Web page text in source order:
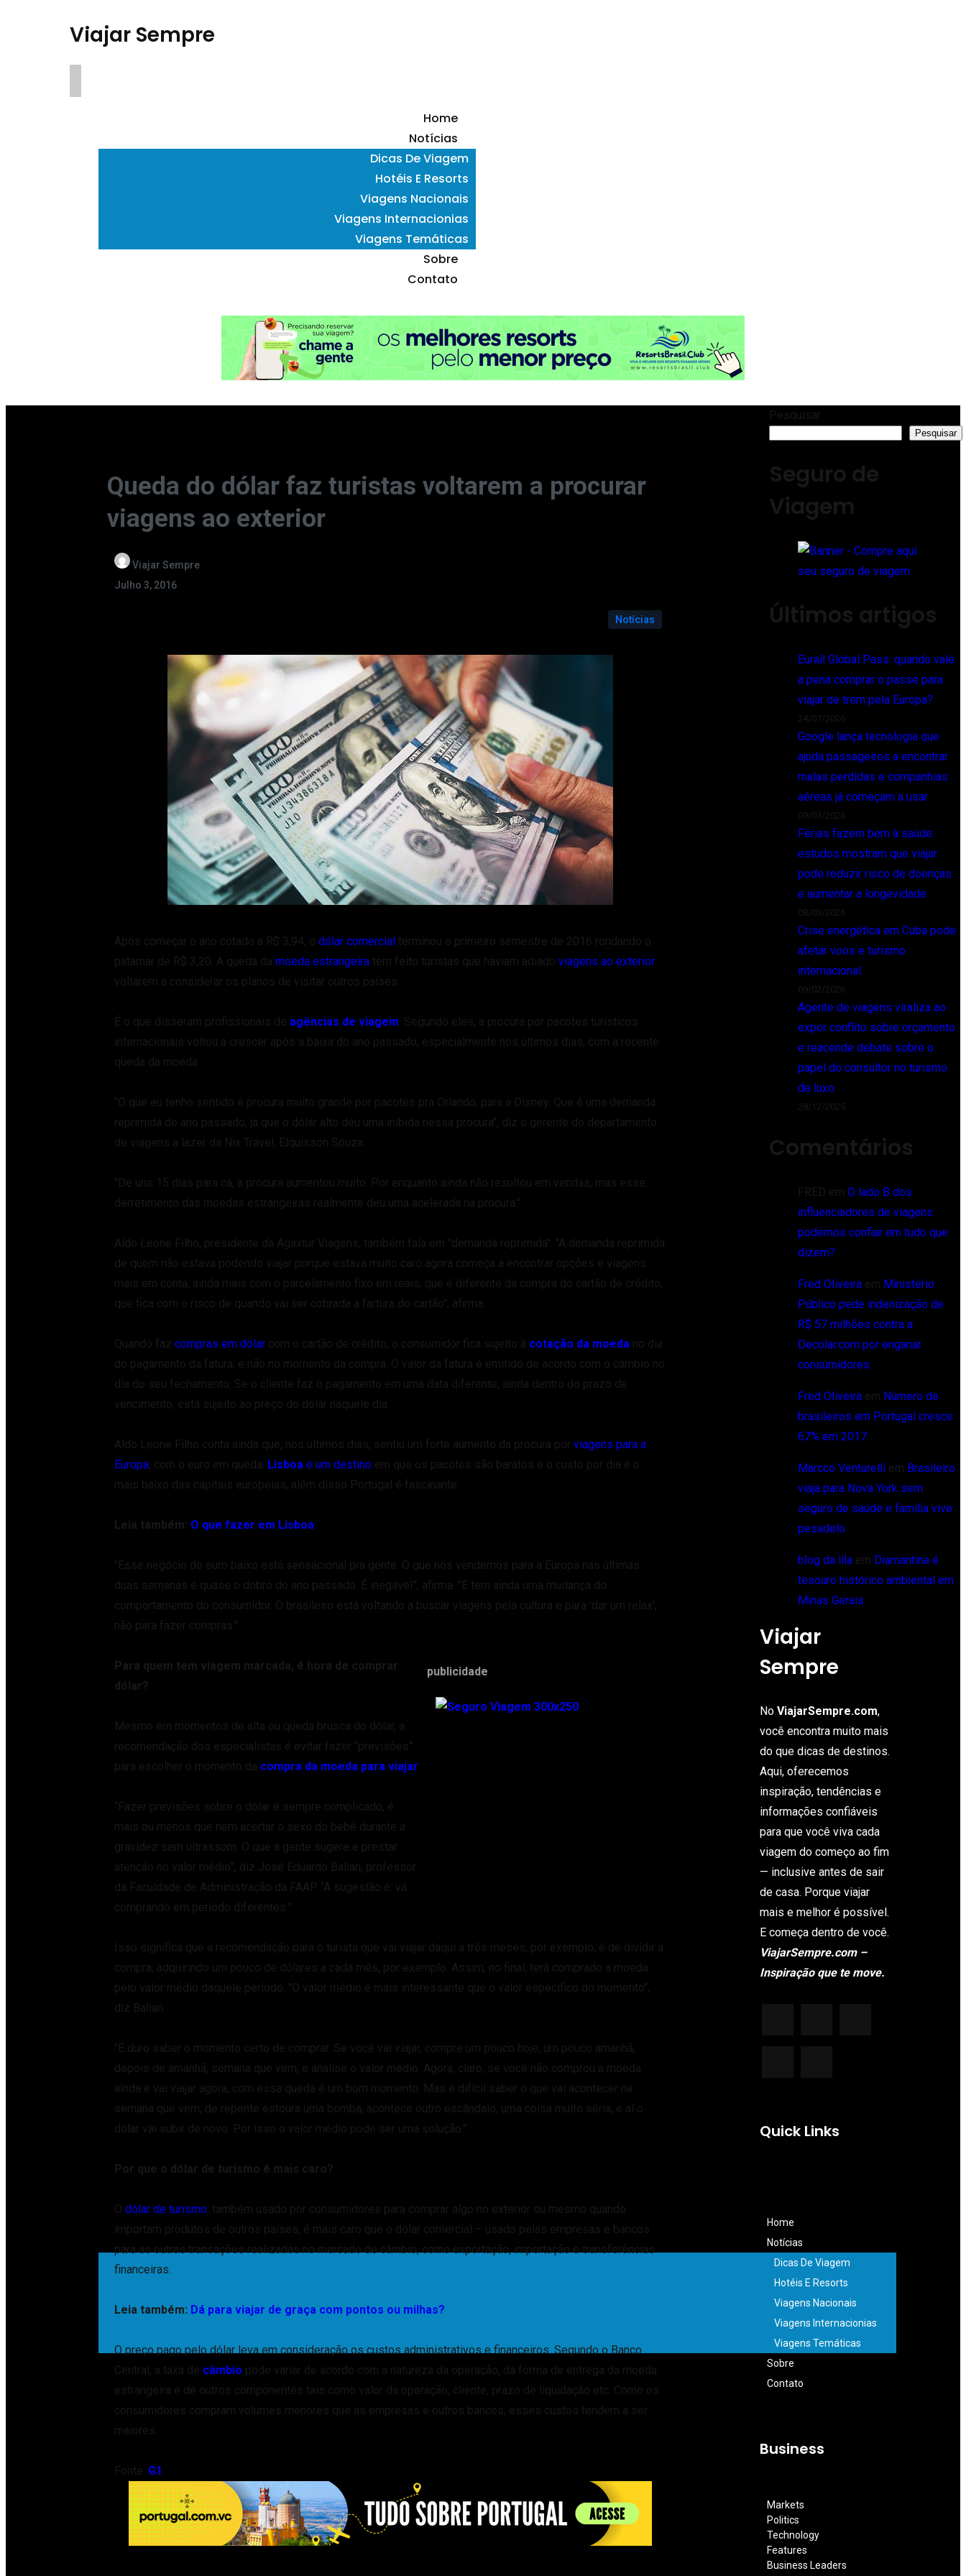
Viajar Sempre
Home
Notícias
Dicas De Viagem
Hotéis E Resorts
Viagens Nacionais
Viagens Internacionias
Viagens Temáticas
Sobre
Contato
Queda do dólar faz turistas voltarem a procurar
viagens ao exterior
Viajar Sempre
Julho 3, 2016
Notícias
Após começar o ano cotado a R$ 3,94, odólar comercial terminou o primeiro semestre de 2016 rondando o
patamar de R$ 3,20. A queda damoeda estrangeira tem feito turistas que haviam adiadoviagens ao exterior
voltarem a considerar os planos de visitar outros países.
É o que disseram profissionais de agências de viagem . Segundo eles, a procura por pacotes turísticos
internacionais voltou a crescer após a baixa do ano passado, especialmente nos últimos dias, com a recente
queda da moeda.
“O que eu tenho sentido é procura muito grande por pacotes pra Orlando, para a Disney. Que é uma demanda
reprimida do ano passado, já que o dólar alto deu uma inibida nessa procura", diz o gerente do departamento
de viagens a lazer da Nix Travel, Elquisson Souza.
"De uns 15 dias para cá, a procura aumentou muito. Por enquanto ainda não resultou em vendas, mas esse
derretimento das moedas estrangeiras realmente deu uma acelerada na procura."
Aldo Leone Filho, presidente da Agaxtur Viagens, também fala em "demanda reprimida". "A demanda reprimida
de quem não estava podendo viajar porque estava muito caro agora começa a encontrar opções e viagens
mais em conta, ainda mais com o parcelamento fixo em reais, que é diferente da compra do cartão de crédito,
que fica com o risco de quando vai ser cobrada a fartura do cartão", afirma.
Quando fazcompras em dólar com o cartão de crédito, o consumidor fica sujeito à cotação da moeda no dia
do pagamento da fatura, e não no momento da compra. O valor da fatura é emitido de acordo com o câmbio no
dia do seu fechamento. Se o cliente faz o pagamento em uma data diferente, ainda dentro do prazo de
vencimento, está sujeito ao preço do dólar naquele dia.
Aldo Leone Filho conta ainda que, nos últimos dias, sentiu um forte aumento da procura porviagens para a
Europa, com o euro em queda. Lisboaé um destino em que os pacotes são baratos e o custo por dia é o
mais baixo das capitais europeias, além disso Portugal é fascinante.
Leia também: O que fazer em Lisboa
"Esse negócio do euro baixo está sensacional pra gente. O que nós vendemos para a Europa nas últimas
duas semanas é quase o dobro do ano passado. É inegável”, afirma. "E tem ainda uma mudança do
comportamento do consumidor. O brasileiro está voltando a buscar viagens pela cultura e para 'dar um relax',
não para fazer compras."
publicidade
Para quem tem viagem marcada, é hora de comprar
dólar?
Mesmo em momentos de alta ou queda brusca do dólar, a
recomendação dos especialistas é evitar fazer “previsões”
para escolher o momento da compra da moeda para viajar
“Fazer previsões sobre o dólar é sempre complicado, é
mais ou menos que nem acertar o sexo do bebê durante a
gravidez sem ultrassom. O que a gente sugere é prestar
atenção no valor médio”, diz José Eduardo Balian, professor
da Faculdade de Administração da FAAP. “A sugestão é: vá
comprando em período diferentes.”
Isso significa que a recomendação para o turista que vai viajar daqui a três meses, por exemplo, é de dividir a
compra, adquirindo um pouco de dólares a cada mês, por exemplo. Assim, no final, terá comprado a moeda
pelo valor médio daquele período. "O valor médio é mais interessante que o valor específico do momento",
diz Balian.
"É duro saber o momento certo de comprar. Se você vai viajar, compre um pouco hoje, um pouco amanhã,
depois de amanhã, semana que vem, e analise o valor médio. Agora, claro, se você não comprou a moeda
ainda e vai viajar agora, com essa queda é um bom momento. Mas é difícil saber o que vai acontecer na
semana que vem, de repente estoura uma bomba, acontece outro escândalo, uma coisa muito séria, e aí o
dólar vai subir de novo. Por isso o valor médio pode ser uma solução."
Por que o dólar de turismo é mais caro?
Odólar de turismo, também usado por consumidores para comprar algo no exterior ou mesmo quando
importam produtos de outros países, é mais caro que o dólar comercial – usado pelas empresas e bancos
para as outras transações realizadas no mercado de câmbio, como exportação, importação e transferências
financeiras.
Leia também: Dá para viajar de graça com pontos ou milhas?
O preço pago pelo dólar leva em consideração os custos administrativos e financeiros. Segundo o Banco
Central, a taxa de câmbio pode variar de acordo com a natureza da operação, da forma de entrega da moeda
estrangeira e de outros componentes tais como valor da operação, cliente, prazo de liquidação etc. Como os
consumidores compram volumes menores que as empresas e outros bancos, esses custos tendem a ser
maiores.
Fonte: G1
Pesquisar
Pesquisar
Seguro de
Viagem
Últimos artigos
Eurail Global Pass: quando vale
a pena comprar o passe para
viajar de trem pela Europa?
24/07/2026
Google lança tecnologia que
ajuda passageiros a encontrar
malas perdidas e companhias
aéreas já começam a usar
09/03/2026
Férias fazem bem à saúde:
estudos mostram que viajar
pode reduzir risco de doenças
e aumentar a longevidade
08/03/2026
Crise energética em Cuba pode
afetar voos e turismo
internacional
09/02/2026
Agente de viagens viraliza ao
expor conflito sobre orçamento
e reacende debate sobre o
papel do consultor no turismo
de luxo
28/12/2025
Comentários
FRED emO lado B dos
influenciadores de viagens:
podemos confiar em tudo que
dizem?
Fred Oliveira em Ministério
Público pede indenização de
R$ 57 milhões contra a
Decolar.com por enganar
consumidores
Fred Oliveira em Número de
brasileiros em Portugal cresce
67% em 2017
Marcco Venturelli em Brasileiro
viaja para Nova York sem
seguro de saúde e família vive
pesadelo
blog da lila em Diamantina é
tesouro histórico ambiental em
Minas Gerais
Viajar
Sempre
NoViajarSempre.com,
você encontra muito mais
do que dicas de destinos.
Aqui, oferecemos
inspiração, tendências e
informações confiáveis
para que você viva cada
viagem do começo ao fim
— inclusive antes de sair
de casa. Porque viajar
mais e melhor é possível.
E começa dentro de você.
ViajarSempre.com –
Inspiração que te move.
Quick Links
Home
Notícias
Dicas De Viagem
Hotéis E Resorts
Viagens Nacionais
Viagens Internacionias
Viagens Temáticas
Sobre
Contato
Business
Markets
Politics
Technology
Features
Business Leaders